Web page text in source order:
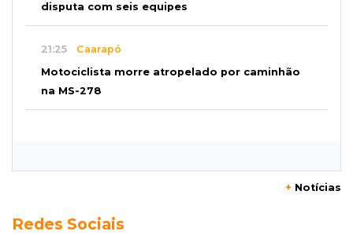
disputa com seis equipes
21:25 Caarapó
Motociclista morre atropelado por caminhão
na MS-278
conquista o estadual sub-13
20:40Acesso ao ensino
+ Notícias
Redes Sociais